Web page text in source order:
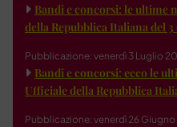
Bandi e concorsi: le ultime
della Repubblica Italiana del 3
Pubblicazione: venerdì 3 Luglio
Bandi e concorsi: ecco le
Ufficiale della Repubblica
Pubblicazione: venerdì 26